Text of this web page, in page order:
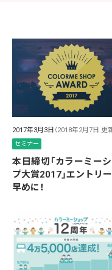
2017年3月3日 （2018年2月7日 更新
セミナー
本日締切「カラーミー
プ大賞2017」エントリ
早めに！